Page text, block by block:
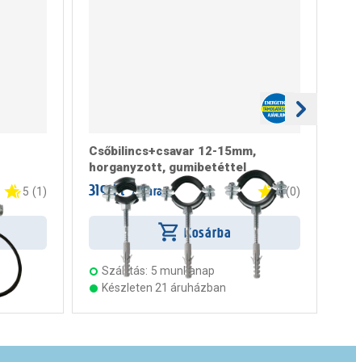
5 (1 )
Csőbilincs+csavar 12-15mm,
horganyzott, gumibetéttel
319 Ft / darab 0 (0)
Kosárba
Szállítás: 5 munkanap
Készleten 21 áruházban